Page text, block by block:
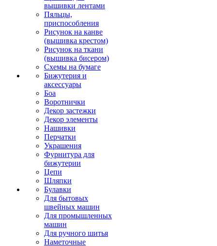
вышивки лентами
Пяльцы,
приспособления
Рисунок на канве
(вышивка крестом)
Рисунок на ткани
(вышивка бисером)
Схемы на бумаге
Бижутерия и
аксессуары
Боа
Воротнички
Декор застежки
Декор элементы
Нашивки
Перчатки
Украшения
Фурнитура для
бижутерии
Цепи
Шляпки
Булавки
Для бытовых
швейных машин
Для промышленных
машин
Для ручного шитья
Наметочные